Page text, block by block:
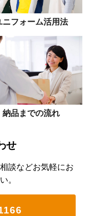
ニフォーム活用法
納品までの流れ
せ
談などお気軽にお
。